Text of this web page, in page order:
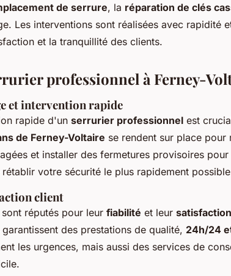
de serrure, la réparation de clés
Les interventions sont réalisées avec rapidité
et la tranquillité des clients.
professionnel à Ferney-
et intervention rapide
rapide d'un serrurier professionnel est
de Ferney-Voltaire se rendent sur place pour
et installer des fermetures provisoires pour
votre sécurité le plus rapidement
client
sont réputés pour leur fiabilité et leur
garantissent des prestations de qualité, 24h/24
les urgences, mais aussi des services de